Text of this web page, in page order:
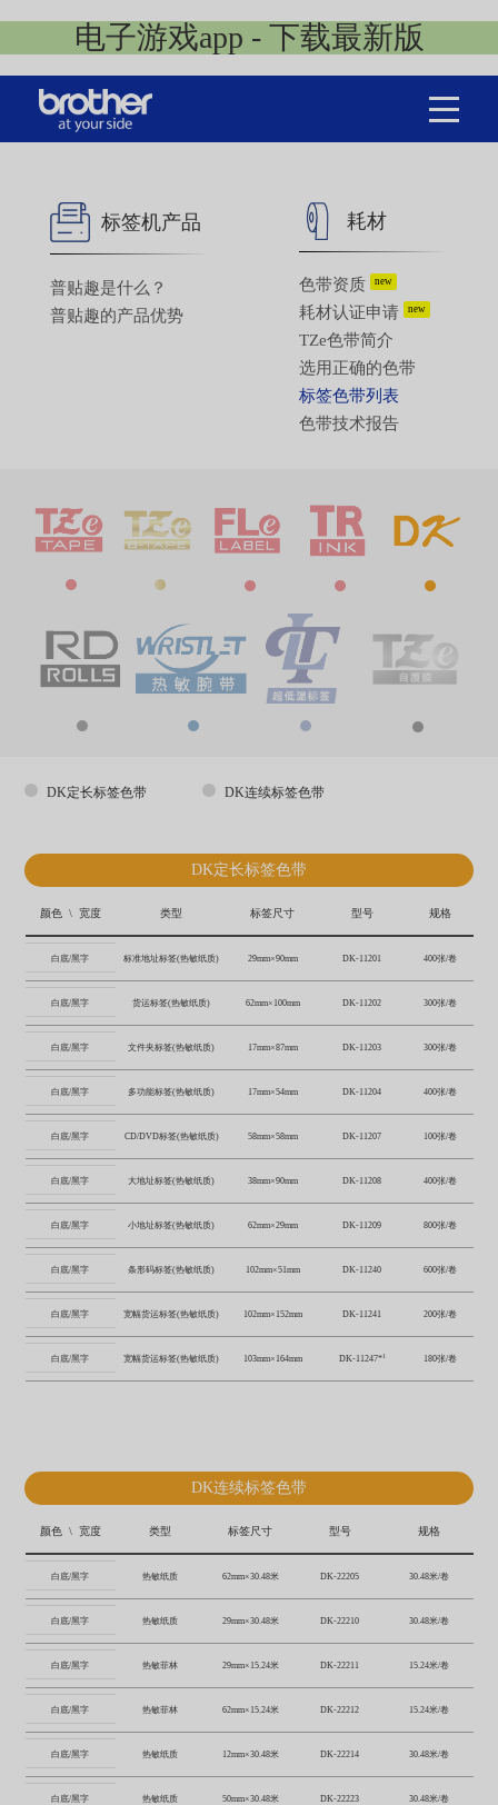
电子游戏app - 下载最新版
标签机产品
普贴趣是什么？
普贴趣的产品优势
耗材
色带资质 new
耗材认证申请 new
TZe色带简介
选用正确的色带
标签色带列表
色带技术报告
DK定长标签色带 DK连续标签色带
DK定长标签色带
颜色 \ 宽度 类型 标签尺寸 型号 规格
白底/黑字 标准地址标签(热敏纸质) 29mm×90mm DK-11201 400张/卷
白底/黑字 货运标签(热敏纸质) 62mm×100mm DK-11202 300张/卷
白底/黑字 文件夹标签(热敏纸质) 17mm×87mm DK-11203 300张/卷
白底/黑字 多功能标签(热敏纸质) 17mm×54mm DK-11204 400张/卷
白底/黑字 CD/DVD标签(热敏纸质) 58mm×58mm DK-11207 100张/卷
白底/黑字 大地址标签(热敏纸质) 38mm×90mm DK-11208 400张/卷
白底/黑字 小地址标签(热敏纸质) 62mm×29mm DK-11209 800张/卷
白底/黑字 条形码标签(热敏纸质) 102mm×51mm DK-11240 600张/卷
白底/黑字 宽幅货运标签(热敏纸质) 102mm×152mm DK-11241 200张/卷
白底/黑字 宽幅货运标签(热敏纸质) 103mm×164mm DK-11247*1 180张/卷
DK连续标签色带
颜色 \ 宽度 类型 标签尺寸 型号 规格
白底/黑字 热敏纸质 62mm×30.48米 DK-22205 30.48米/卷
白底/黑字 热敏纸质 29mm×30.48米 DK-22210 30.48米/卷
白底/黑字 热敏菲林 29mm×15.24米 DK-22211 15.24米/卷
白底/黑字 热敏菲林 62mm×15.24米 DK-22212 15.24米/卷
白底/黑字 热敏纸质 12mm×30.48米 DK-22214 30.48米/卷
白底/黑字 热敏纸质 50mm×30.48米 DK-22223 30.48米/卷